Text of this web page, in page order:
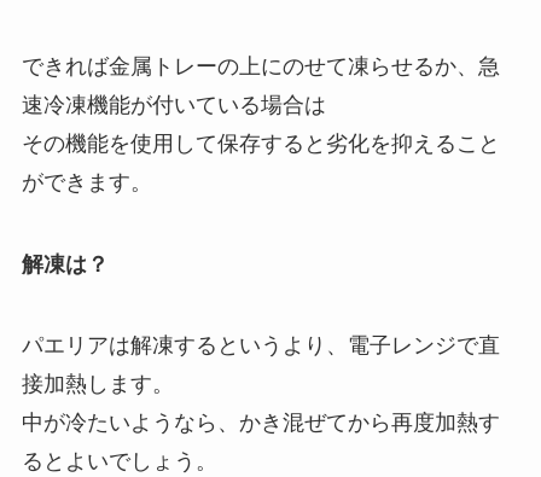
できれば金属トレーの上にのせて凍らせるか、急
速冷凍機能が付いている場合は
その機能を使用して保存すると劣化を抑えること
ができます。
解凍は？
パエリアは解凍するというより、電子レンジで直
接加熱します。
中が冷たいようなら、かき混ぜてから再度加熱す
るとよいでしょう。